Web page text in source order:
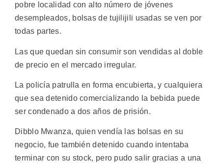
pobre localidad con alto número de jóvenes
desempleados, bolsas de tujilijili usadas se ven por
todas partes.
Las que quedan sin consumir son vendidas al doble
de precio en el mercado irregular.
La policía patrulla en forma encubierta, y cualquiera
que sea detenido comercializando la bebida puede
ser condenado a dos años de prisión.
Dibblo Mwanza, quien vendía las bolsas en su
negocio, fue también detenido cuando intentaba
terminar con su stock, pero pudo salir gracias a una